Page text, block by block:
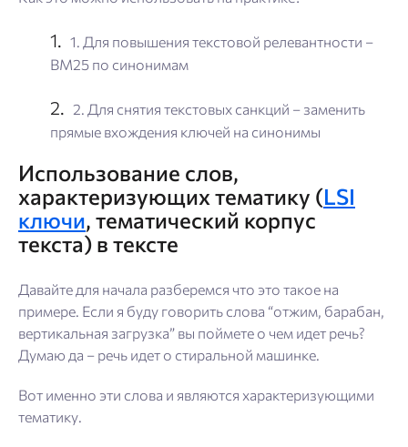
1. Для повышения текстовой релевантности –
BM25 по синонимам
2. Для снятия текстовых санкций – заменить
прямые вхождения ключей на синонимы
Использование слов,
характеризующих тематику (LSI
ключи, тематический корпус
текста) в тексте
Давайте для начала разберемся что это такое на
примере. Если я буду говорить слова “отжим, барабан,
вертикальная загрузка” вы поймете о чем идет речь?
Думаю да – речь идет о стиральной машинке.
Вот именно эти слова и являются характеризующими
тематику.